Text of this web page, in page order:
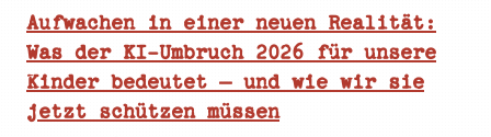
Aufwachen in einer neuen Realität:
Was der KI-Umbruch 2026 für unsere
Kinder bedeutet – und wie wir sie
jetzt schützen müssen